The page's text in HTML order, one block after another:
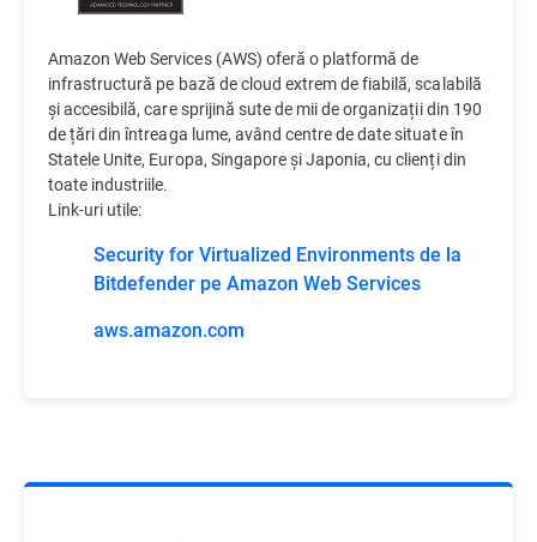
Amazon Web Services (AWS) oferă o platformă de
infrastructură pe bază de cloud extrem de fiabilă, scalabilă
și accesibilă, care sprijină sute de mii de organizații din 190
de țări din întreaga lume, având centre de date situate în
Statele Unite, Europa, Singapore și Japonia, cu clienți din
toate industriile.
Link-uri utile:
Security for Virtualized Environments de la
Bitdefender pe Amazon Web Services
aws.amazon.com